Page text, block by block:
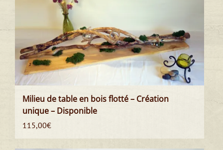
Milieu de table en bois flotté – Création
unique – Disponible
115,00€